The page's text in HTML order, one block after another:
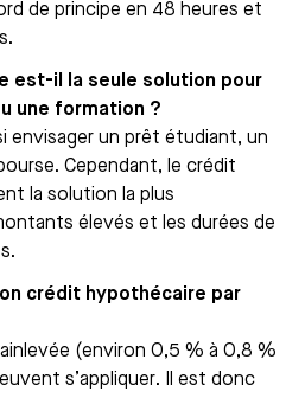
de principe en 48 heures et
est-il la seule solution pour
une formation ?
envisager un prêt étudiant, un
Cependant, le crédit
la solution la plus
élevés et les durées de
crédit hypothécaire par
(environ 0,5 % à 0,8 %
s’appliquer. Il est donc